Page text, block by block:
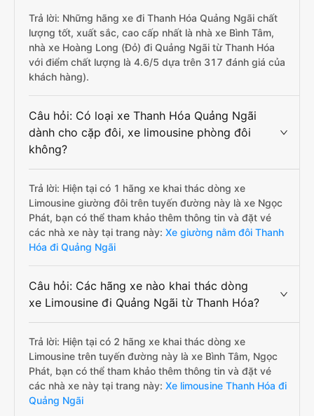
Trả lời: Những hãng xe đi Thanh Hóa Quảng Ngãi chất
lượng tốt, xuất sắc, cao cấp nhất là nhà xe Bình Tâm,
nhà xe Hoàng Long (Đỏ) đi Quảng Ngãi từ Thanh Hóa
với điểm chất lượng là 4.6/5 dựa trên 317 đánh giá của
khách hàng).
Câu hỏi: Có loại xe Thanh Hóa Quảng Ngãi
dành cho cặp đôi, xe limousine phòng đôi
không?
Trả lời: Hiện tại có 1 hãng xe khai thác dòng xe
Limousine giường đôi trên tuyến đường này là xe Ngọc
Phát, bạn có thể tham khảo thêm thông tin và đặt vé
các nhà xe này tại trang này: Xe giường nằm đôi Thanh
Hóa đi Quảng Ngãi
Câu hỏi: Các hãng xe nào khai thác dòng
xe Limousine đi Quảng Ngãi từ Thanh Hóa?
Trả lời: Hiện tại có 2 hãng xe khai thác dòng xe
Limousine trên tuyến đường này là xe Bình Tâm, Ngọc
Phát, bạn có thể tham khảo thêm thông tin và đặt vé
các nhà xe này tại trang này: Xe limousine Thanh Hóa đi
Quảng Ngãi